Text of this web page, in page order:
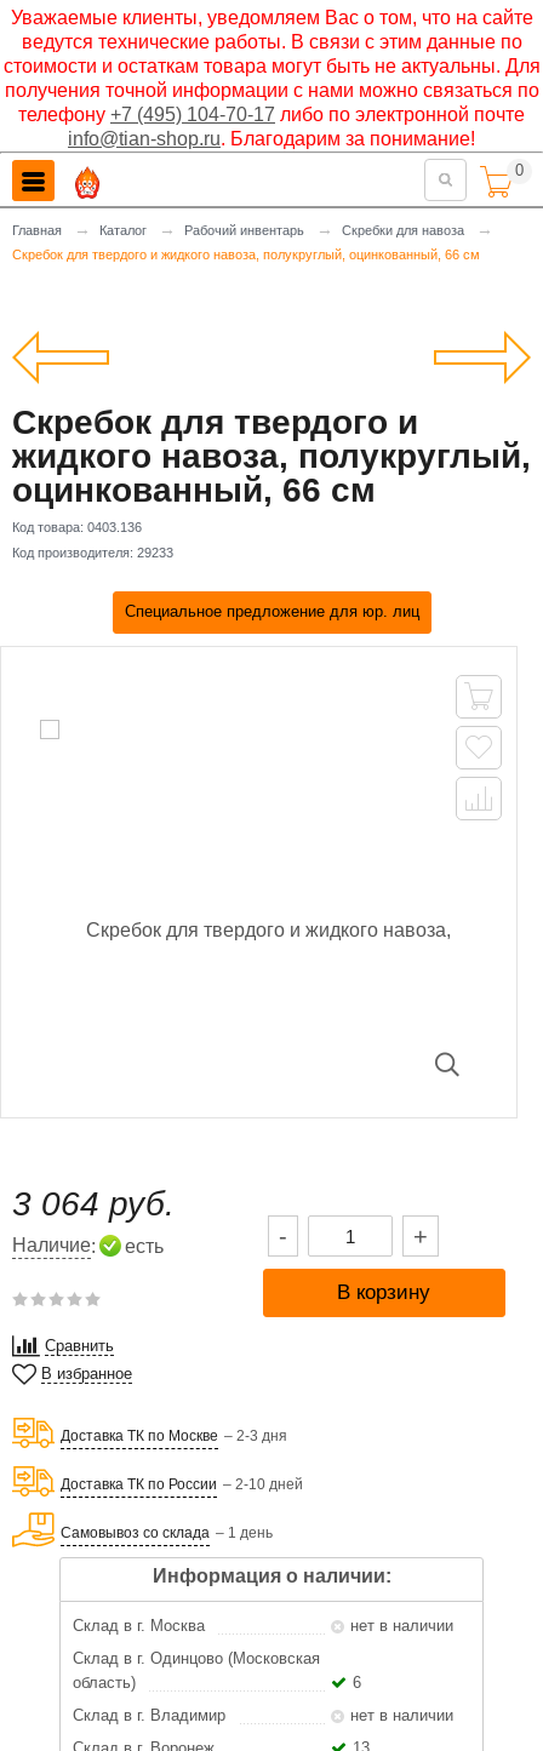
Уважаемые клиенты, уведомляем Вас о том, что на сайте
ведутся технические работы. В связи с этим данные по
стоимости и остаткам товара могут быть не актуальны. Для
получения точной информации с нами можно связаться по
телефону +7 (495) 104-70-17 либо по электронной почте
info@tian-shop.ru. Благодарим за понимание!
 0
Главная → Каталог → Рабочий инвентарь → Скребки для навоза →
Скребок для твердого и жидкого навоза, полукруглый, оцинкованный, 66 см
Скребок для твердого и
жидкого навоза, полукруглый,
оцинкованный, 66 см
Код товара: 0403.136
Код производителя: 29233
Специальное предложение для юр. лиц



3 064 руб.
Наличие: есть
Сравнить
В избранное
- +
Доставка ТК по Москве – 2-3 дня
Доставка ТК по России – 2-10 дней
Самовывоз со склада – 1 день
Информация о наличии:
Склад в г. Москва
нет в наличии
Склад в г. Одинцово (Московская
область)
6
Склад в г. Владимир
нет в наличии